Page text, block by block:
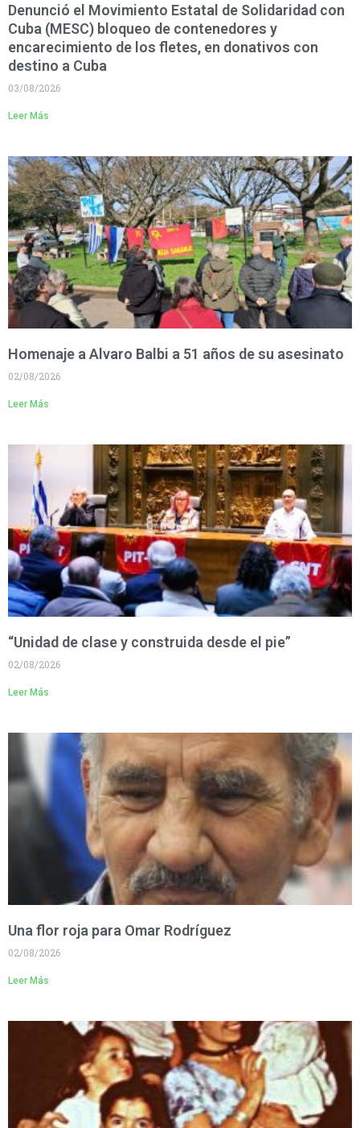
Denunció el Movimiento Estatal de Solidaridad con
Cuba (MESC) bloqueo de contenedores y
encarecimiento de los fletes, en donativos con
destino a Cuba
03/08/2026
Leer Más
Homenaje a Alvaro Balbi a 51 años de su asesinato
02/08/2026
Leer Más
“Unidad de clase y construida desde el pie”
02/08/2026
Leer Más
Una flor roja para Omar Rodríguez
02/08/2026
Leer Más